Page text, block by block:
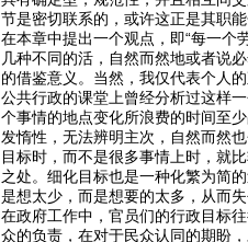
节是密切联系的，或许这正是其职
在本章中提出一个观点，即“每一个
几种不同的活，自然而然地或者说
的借鉴意义。当然，我仅代表个人
公共行政的课堂上曾经分析过这样
个事情的地点变化所浪费的时间至
发惰性，无法辨明主次，自然而然
目标时，而不是很多事情上时，就
之处。细化目标也是一种化繁为简
是想太少，而是想要的太多，从而
在政府工作中，官员们的行政目标
众的负责，在对于民众认同的期盼